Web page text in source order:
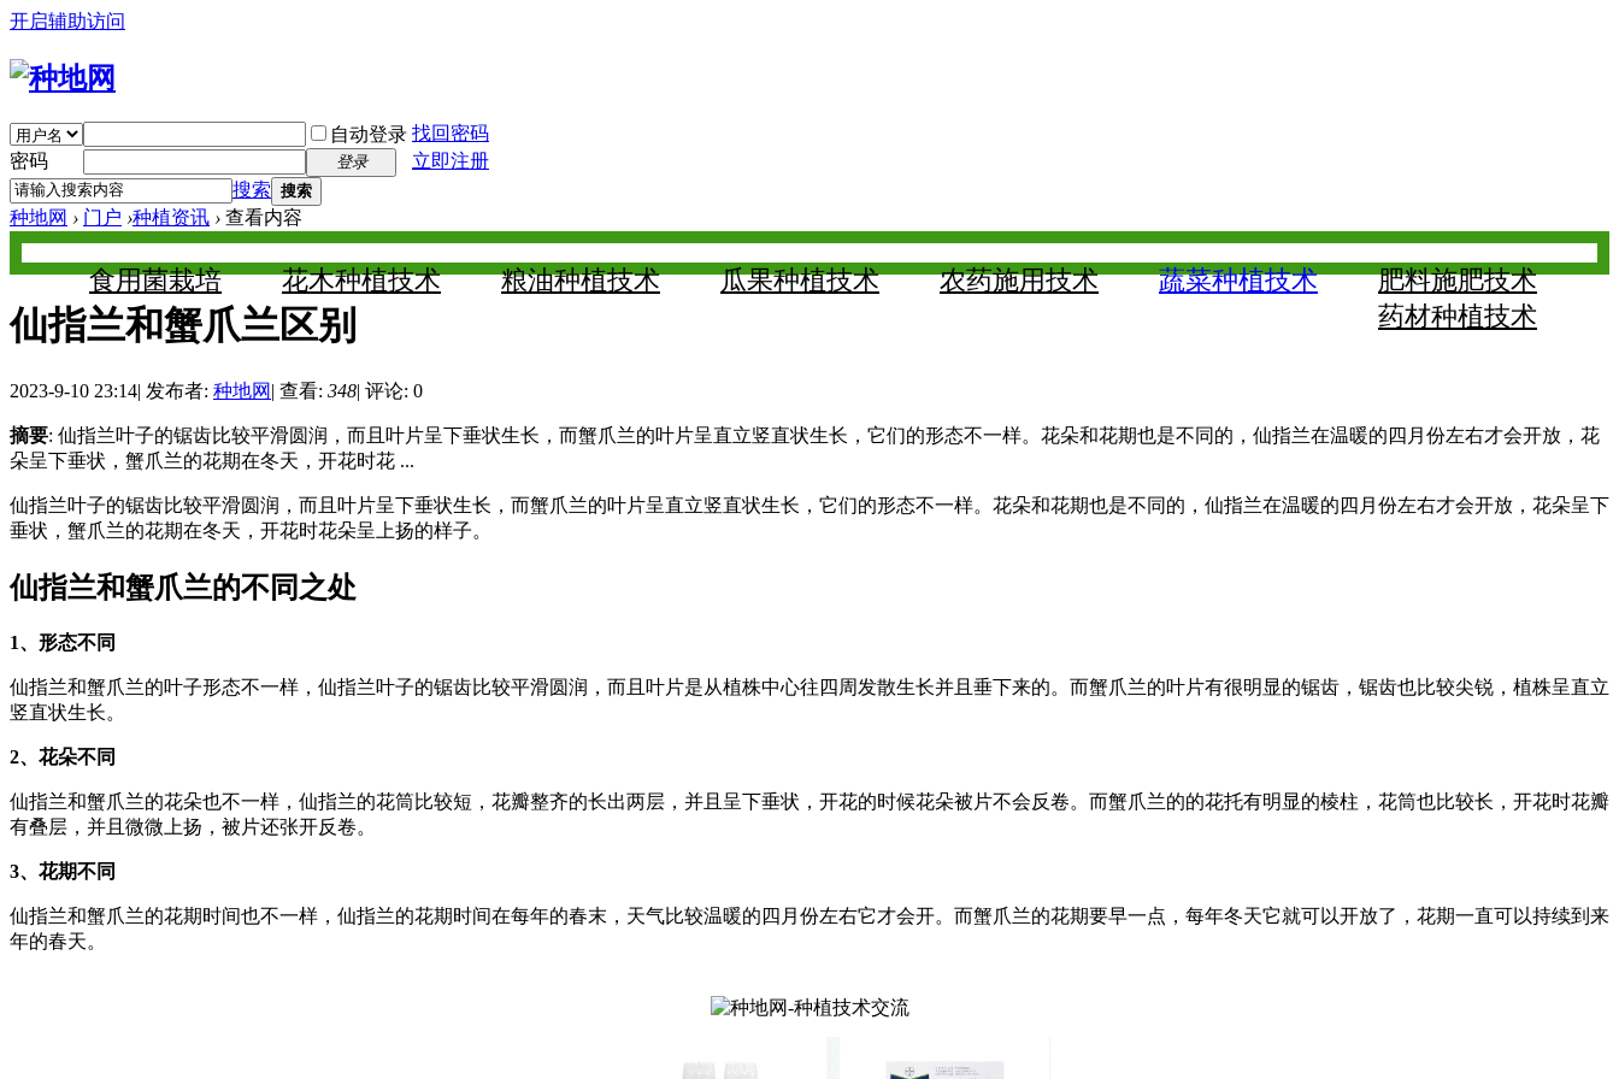
开启辅助访问
自动登录 找回密码
密码
登录
立即注册
搜索 搜索
种地网 › 门户 ›种植资讯 › 查看内容
肥料施肥技术
蔬菜种植技术
农药施用技术
瓜果种植技术
粮油种植技术
花木种植技术
食用菌栽培
药材种植技术
仙指兰和蟹爪兰区别
2023-9-10 23:14| 发布者: 种地网 | 查看: 348| 评论: 0
摘要: 仙指兰叶子的锯齿比较平滑圆润，而且叶片呈下垂状生长，而蟹爪兰的叶片呈直立竖直状生长，它们的形态不一样。花朵和花期也是不同的，仙指兰在温暖的四月份左右才会开放，花
朵呈下垂状，蟹爪兰的花期在冬天，开花时花 ...
仙指兰叶子的锯齿比较平滑圆润，而且叶片呈下垂状生长，而蟹爪兰的叶片呈直立竖直状生长，它们的形态不一样。花朵和花期也是不同的，仙指兰在温暖的四月份左右才会开放，花朵呈下
垂状，蟹爪兰的花期在冬天，开花时花朵呈上扬的样子。
仙指兰和蟹爪兰的不同之处
1、形态不同
仙指兰和蟹爪兰的叶子形态不一样，仙指兰叶子的锯齿比较平滑圆润，而且叶片是从植株中心往四周发散生长并且垂下来的。而蟹爪兰的叶片有很明显的锯齿，锯齿也比较尖锐，植株呈直立
竖直状生长。
2、花朵不同
仙指兰和蟹爪兰的花朵也不一样，仙指兰的花筒比较短，花瓣整齐的长出两层，并且呈下垂状，开花的时候花朵被片不会反卷。而蟹爪兰的的花托有明显的棱柱，花筒也比较长，开花时花瓣
有叠层，并且微微上扬，被片还张开反卷。
3、花期不同
仙指兰和蟹爪兰的花期时间也不一样，仙指兰的花期时间在每年的春末，天气比较温暖的四月份左右它才会开。而蟹爪兰的花期要早一点，每年冬天它就可以开放了，花期一直可以持续到来
年的春天。